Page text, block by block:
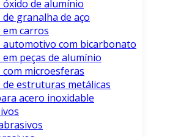
óxido de alumínio
granalha de aço
em carros
automotivo com bicarbonato
peças de alumínio
com microesferas
de estruturas metálicas
acero inoxidable